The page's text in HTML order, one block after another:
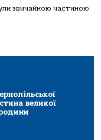
звичайною частиною
великої